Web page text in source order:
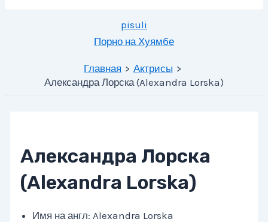
pisuli
Порно на Хуямбе
Главная
Актрисы
Александра Лорска (Alexandra Lorska)
Александра Лорска
(Alexandra Lorska)
Имя на англ: Alexandra Lorska